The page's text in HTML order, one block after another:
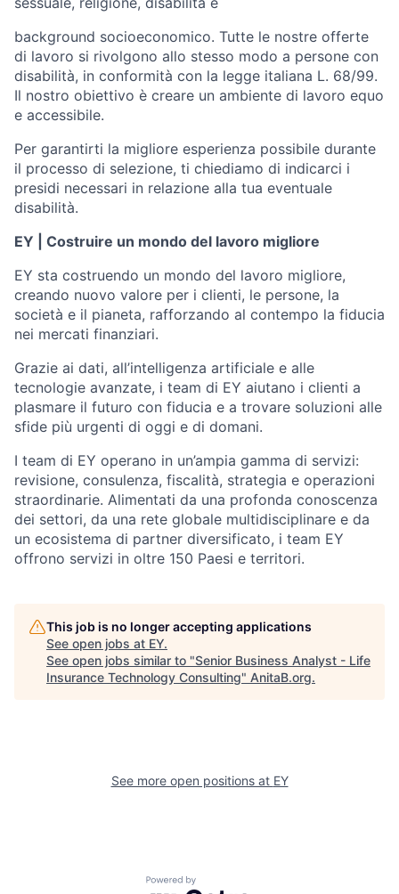
background socioeconomico. Tutte le nostre offerte
di lavoro si rivolgono allo stesso modo a persone con
disabilità, in conformità con la legge italiana L. 68/99.
Il nostro obiettivo è creare un ambiente di lavoro equo
e accessibile.
Per garantirti la migliore esperienza possibile durante
il processo di selezione, ti chiediamo di indicarci i
presidi necessari in relazione alla tua eventuale
disabilità.
EY | Costruire un mondo del lavoro migliore
EY sta costruendo un mondo del lavoro migliore,
creando nuovo valore per i clienti, le persone, la
società e il pianeta, rafforzando al contempo la fiducia
nei mercati finanziari.
Grazie ai dati, all’intelligenza artificiale e alle
tecnologie avanzate, i team di EY aiutano i clienti a
plasmare il futuro con fiducia e a trovare soluzioni alle
sfide più urgenti di oggi e di domani.
I team di EY operano in un’ampia gamma di servizi:
revisione, consulenza, fiscalità, strategia e operazioni
straordinarie. Alimentati da una profonda conoscenza
dei settori, da una rete globale multidisciplinare e da
un ecosistema di partner diversificato, i team EY
offrono servizi in oltre 150 Paesi e territori.
This job is no longer accepting applications
See open jobs at EY.
See open jobs similar to "Senior Business Analyst - Life
Insurance Technology Consulting" AnitaB.org.
See more open positions at EY
Powered by Getro.com